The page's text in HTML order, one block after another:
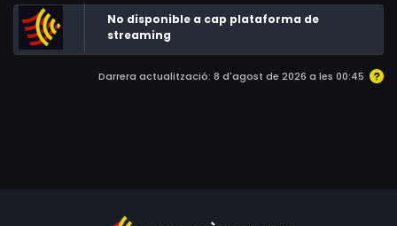
No disponible a cap plataforma de
streaming
Darrera actualització: 8 d'agost de 2026 a les 00:45